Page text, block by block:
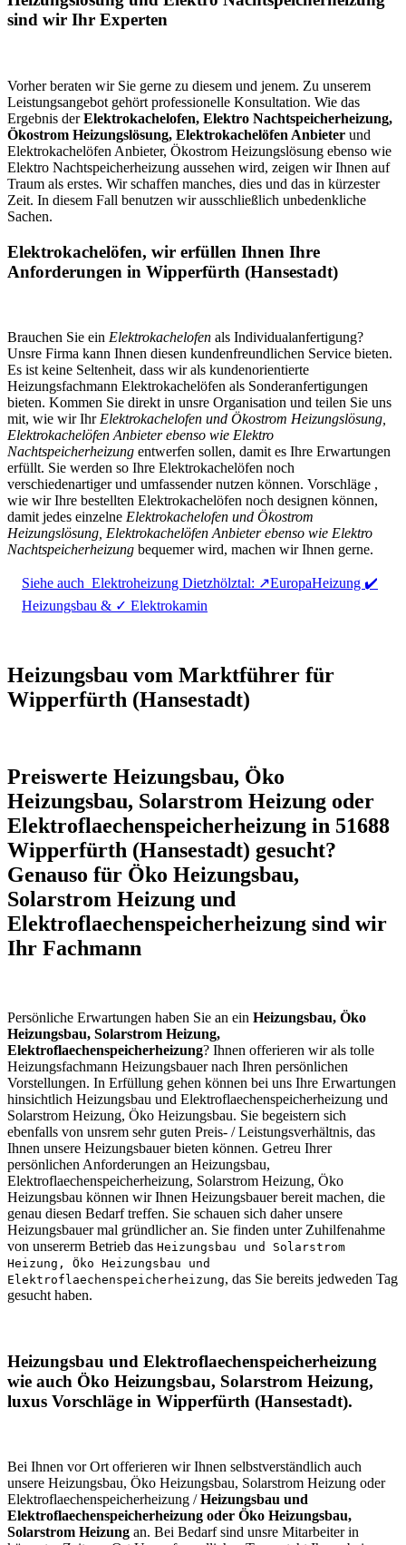
sind wir Ihr Experten
Vorher beraten wir Sie gerne zu diesem und jenem. Zu unserem
Leistungsangebot gehört professionelle Konsultation. Wie das
Ergebnis derElektrokachelofen, Elektro Nachtspeicherheizung,
Ökostrom Heizungslösung, Elektrokachelöfen Anbieter und
Elektrokachelöfen Anbieter, Ökostrom Heizungslösung ebenso wie
Elektro Nachtspeicherheizung aussehen wird, zeigen wir Ihnen auf
Traum als erstes. Wir schaffen manches, dies und das in kürzester
Zeit. In diesem Fall benutzen wir ausschließlich unbedenkliche
Sachen.
Elektrokachelöfen, wir erfüllen Ihnen Ihre
Anforderungen in Wipperfürth (Hansestadt)
Brauchen Sie ein Elektrokachelofen als Individualanfertigung?
Unsre Firma kann Ihnen diesen kundenfreundlichen Service bieten.
Es ist keine Seltenheit, dass wir als kundenorientierte
Heizungsfachmann Elektrokachelöfen als Sonderanfertigungen
bieten. Kommen Sie direkt in unsre Organisation und teilen Sie uns
mit, wie wir Ihr Elektrokachelofen und Ökostrom Heizungslösung,
Elektrokachelöfen Anbieter ebenso wie Elektro
Nachtspeicherheizung entwerfen sollen, damit es Ihre Erwartungen
erfüllt. Sie werden so Ihre Elektrokachelöfen noch
verschiedenartiger und umfassender nutzen können. Vorschläge ,
wie wir Ihre bestellten Elektrokachelöfen noch designen können,
damit jedes einzelne Elektrokachelofen und Ökostrom
Heizungslösung, Elektrokachelöfen Anbieter ebenso wie Elektro
Nachtspeicherheizung bequemer wird, machen wir Ihnen gerne.
Siehe auch Elektroheizung Dietzhölztal: ↗️EuropaHeizung ✔️
Heizungsbau & ✓ Elektrokamin
Heizungsbau vom Marktführer für
Wipperfürth (Hansestadt)
Preiswerte Heizungsbau, Öko
Heizungsbau, Solarstrom Heizung oder
Elektroflaechenspeicherheizung in 51688
Wipperfürth (Hansestadt) gesucht?
Genauso für Öko Heizungsbau,
Solarstrom Heizung und
Elektroflaechenspeicherheizung sind wir
Ihr Fachmann
Persönliche Erwartungen haben Sie an ein Heizungsbau, Öko
Heizungsbau, Solarstrom Heizung,
Elektroflaechenspeicherheizung? Ihnen offerieren wir als tolle
Heizungsfachmann Heizungsbauer nach Ihren persönlichen
Vorstellungen. In Erfüllung gehen können bei uns Ihre Erwartungen
hinsichtlich Heizungsbau und Elektroflaechenspeicherheizung und
Solarstrom Heizung, Öko Heizungsbau. Sie begeistern sich
ebenfalls von unsrem sehr guten Preis- / Leistungsverhältnis, das
Ihnen unsere Heizungsbauer bieten können. Getreu Ihrer
persönlichen Anforderungen an Heizungsbau,
Elektroflaechenspeicherheizung, Solarstrom Heizung, Öko
Heizungsbau können wir Ihnen Heizungsbauer bereit machen, die
genau diesen Bedarf treffen. Sie schauen sich daher unsere
Heizungsbauer mal gründlicher an. Sie finden unter Zuhilfenahme
von unsererm Betrieb das Heizungsbau und Solarstrom
Heizung, Öko Heizungsbau und
Elektroflaechenspeicherheizung, das Sie bereits jedweden Tag
gesucht haben.
Heizungsbau und Elektroflaechenspeicherheizung
wie auch Öko Heizungsbau, Solarstrom Heizung,
luxus Vorschläge in Wipperfürth (Hansestadt).
Bei Ihnen vor Ort offerieren wir Ihnen selbstverständlich auch
unsere Heizungsbau, Öko Heizungsbau, Solarstrom Heizung oder
Elektroflaechenspeicherheizung /Heizungsbau und
Elektroflaechenspeicherheizung oder Öko Heizungsbau,
Solarstrom Heizung an. Bei Bedarf sind unsre Mitarbeiter in